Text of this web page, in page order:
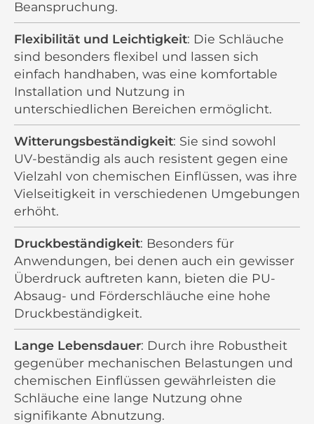
Beanspruchung.
Flexibilität und Leichtigkeit: Die Schläuche
sind besonders flexibel und lassen sich
einfach handhaben, was eine komfortable
Installation und Nutzung in
unterschiedlichen Bereichen ermöglicht.
Witterungsbeständigkeit: Sie sind sowohl
UV-beständig als auch resistent gegen eine
Vielzahl von chemischen Einflüssen, was ihre
Vielseitigkeit in verschiedenen Umgebungen
erhöht.
Druckbeständigkeit: Besonders für
Anwendungen, bei denen auch ein gewisser
Überdruck auftreten kann, bieten die PU-
Absaug- und Förderschläuche eine hohe
Druckbeständigkeit.
Lange Lebensdauer: Durch ihre Robustheit
gegenüber mechanischen Belastungen und
chemischen Einflüssen gewährleisten die
Schläuche eine lange Nutzung ohne
signifikante Abnutzung.